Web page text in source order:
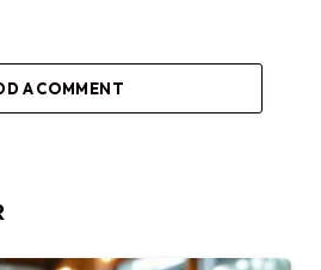
A COMMENT